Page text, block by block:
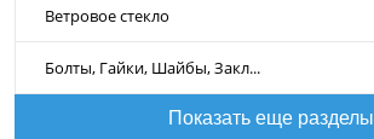
Ветровое стекло
Болты, Гайки, Шайбы, Закл...
Показать еще разделы